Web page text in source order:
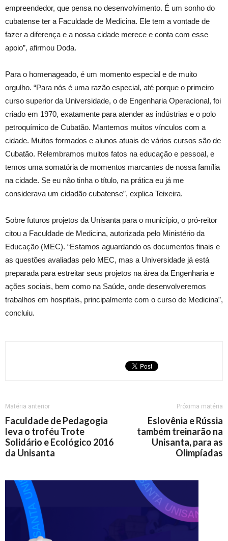
empreendedor, que pensa no desenvolvimento. É um sonho do
cubatense ter a Faculdade de Medicina. Ele tem a vontade de
fazer a diferença e a nossa cidade merece e conta com esse
apoio”, afirmou Doda.
Para o homenageado, é um momento especial e de muito
orgulho. “Para nós é uma razão especial, até porque o primeiro
curso superior da Universidade, o de Engenharia Operacional, foi
criado em 1970, exatamente para atender as indústrias e o polo
petroquímico de Cubatão. Mantemos muitos vínculos com a
cidade. Muitos formados e alunos atuais de vários cursos são de
Cubatão. Relembramos muitos fatos na educação e pessoal, e
temos uma somatória de momentos marcantes de nossa família
na cidade. Se eu não tinha o título, na prática eu já me
considerava um cidadão cubatense”, explica Teixeira.
Sobre futuros projetos da Unisanta para o município, o pró-reitor
citou a Faculdade de Medicina, autorizada pelo Ministério da
Educação (MEC). “Estamos aguardando os documentos finais e
as questões avaliadas pelo MEC, mas a Universidade já está
preparada para estreitar seus projetos na área da Engenharia e
ações sociais, bem como na Saúde, onde desenvolveremos
trabalhos em hospitais, principalmente com o curso de Medicina”,
concluiu.
Matéria anterior
Faculdade de Pedagogia
leva o troféu Trote
Solidário e Ecológico 2016
da Unisanta
Próxima matéria
Eslovênia e Rússia
também treinarão na
Unisanta, para as
Olimpíadas